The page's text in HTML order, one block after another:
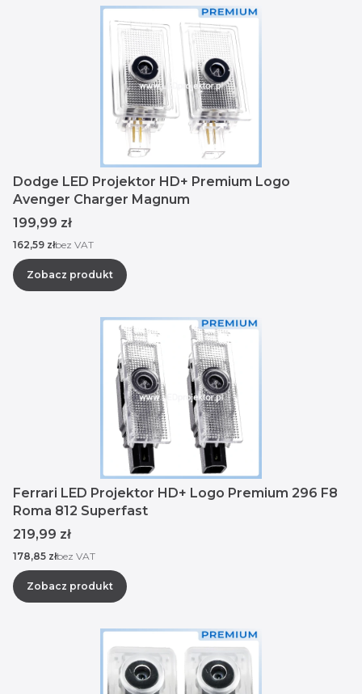
Dodge LED Projektor HD+ Premium Logo
Avenger Charger Magnum
Cena
199,99 zł
Cena
162,59 złbez VAT
Zobacz produkt
Ferrari LED Projektor HD+ Logo Premium 296 F8
Roma 812 Superfast
Cena
219,99 zł
Cena
178,85 złbez VAT
Zobacz produkt